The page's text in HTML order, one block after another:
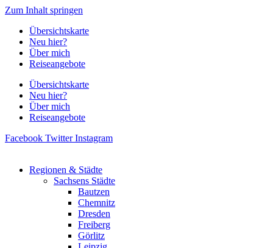
Zum Inhalt springen
Übersichtskarte
Neu hier?
Über mich
Reiseangebote
Übersichtskarte
Neu hier?
Über mich
Reiseangebote
Facebook Twitter Instagram
Regionen & Städte
Sachsens Städte
Bautzen
Chemnitz
Dresden
Freiberg
Görlitz